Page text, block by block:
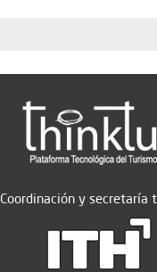
Coordinación y secretaría